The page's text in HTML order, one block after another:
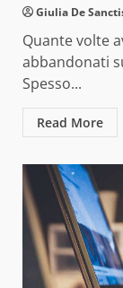
Giulia De
Quante volte
abbandonati
Spesso...
Read More